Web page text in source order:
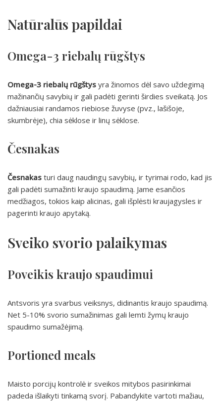
Natūralūs papildai
Omega-3 riebalų rūgštys
Omega-3 riebalų rūgštys yra žinomos dėl savo uždegimą
mažinančių savybių ir gali padėti gerinti širdies sveikatą. Jos
dažniausiai randamos riebiose žuvyse (pvz., lašišoje,
skumbrėje), chia sėklose ir linų sėklose.
Česnakas
Česnakas turi daug naudingų savybių, ir tyrimai rodo, kad jis
gali padėti sumažinti kraujo spaudimą. Jame esančios
medžiagos, tokios kaip alicinas, gali išplėsti kraujagysles ir
pagerinti kraujo apytaką.
Sveiko svorio palaikymas
Poveikis kraujo spaudimui
Antsvoris yra svarbus veiksnys, didinantis kraujo spaudimą.
Net 5-10% svorio sumažinimas gali lemti žymų kraujo
spaudimo sumažėjimą.
Portioned meals
Maisto porcijų kontrolė ir sveikos mitybos pasirinkimai
padeda išlaikyti tinkamą svorį. Pabandykite vartoti mažiau,